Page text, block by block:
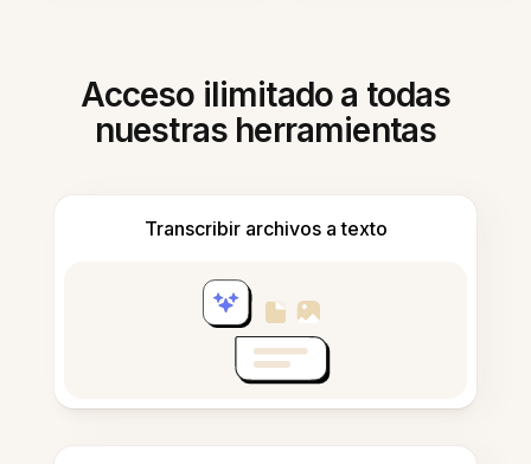
Acceso ilimitado a todas
nuestras herramientas
Transcribir archivos a texto